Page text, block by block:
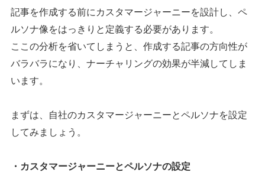
記事を作成する前にカスタマージャーニーを設計し、ペ
ルソナ像をはっきりと定義する必要があります。
ここの分析を省いてしまうと、作成する記事の方向性が
バラバラになり、ナーチャリングの効果が半減してしま
います。
まずは、自社のカスタマージャーニーとペルソナを設定
してみましょう。
・カスタマージャーニーとペルソナの設定